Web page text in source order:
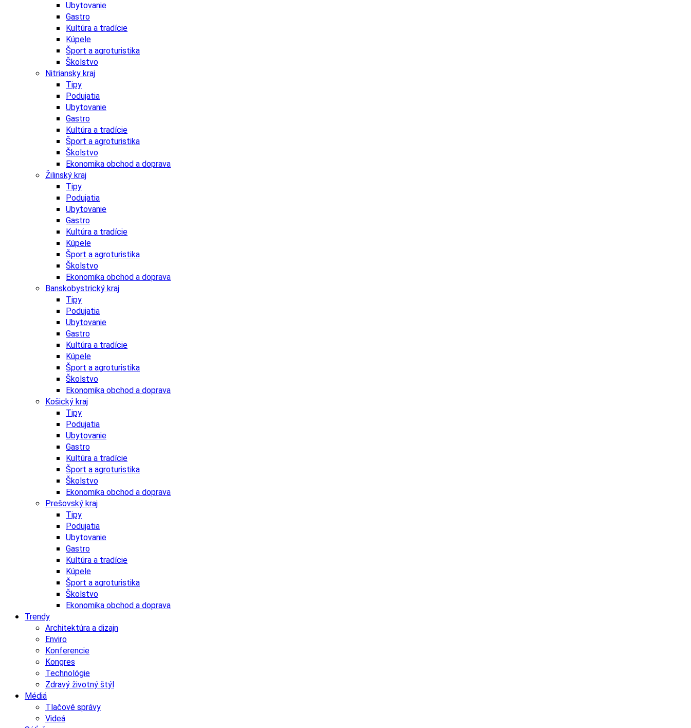
Ubytovanie
Gastro
Kultúra a tradície
Kúpele
Šport a agroturistika
Školstvo
Nitriansky kraj
Tipy
Podujatia
Ubytovanie
Gastro
Kultúra a tradície
Šport a agroturistika
Školstvo
Ekonomika obchod a doprava
Žilinský kraj
Tipy
Podujatia
Ubytovanie
Gastro
Kultúra a tradície
Kúpele
Šport a agroturistika
Školstvo
Ekonomika obchod a doprava
Banskobystrický kraj
Tipy
Podujatia
Ubytovanie
Gastro
Kultúra a tradície
Kúpele
Šport a agroturistika
Školstvo
Ekonomika obchod a doprava
Košický kraj
Tipy
Podujatia
Ubytovanie
Gastro
Kultúra a tradície
Šport a agroturistika
Školstvo
Ekonomika obchod a doprava
Prešovský kraj
Tipy
Podujatia
Ubytovanie
Gastro
Kultúra a tradície
Kúpele
Šport a agroturistika
Školstvo
Ekonomika obchod a doprava
Trendy
Architektúra a dizajn
Enviro
Konferencie
Kongres
Technológie
Zdravý životný štýl
Médiá
Tlačové správy
Videá